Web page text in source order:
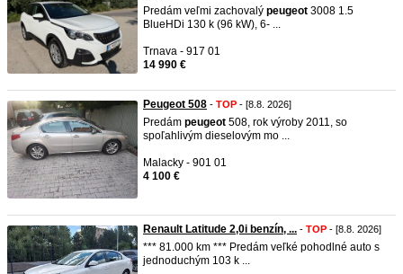
Predám veľmi zachovalý peugeot 3008 1.5
BlueHDi 130 k (96 kW), 6- ...
Trnava - 917 01
14 990 €
Peugeot 508 - TOP - [8.8. 2026]
Predám peugeot 508, rok výroby 2011, so
spoľahlivým dieselovým mo ...
Malacky - 901 01
4 100 €
Renault Latitude 2,0i benzín, ... - TOP - [8.8. 2026]
*** 81.000 km *** Predám veľké pohodlné auto s
jednoduchým 103 k ...